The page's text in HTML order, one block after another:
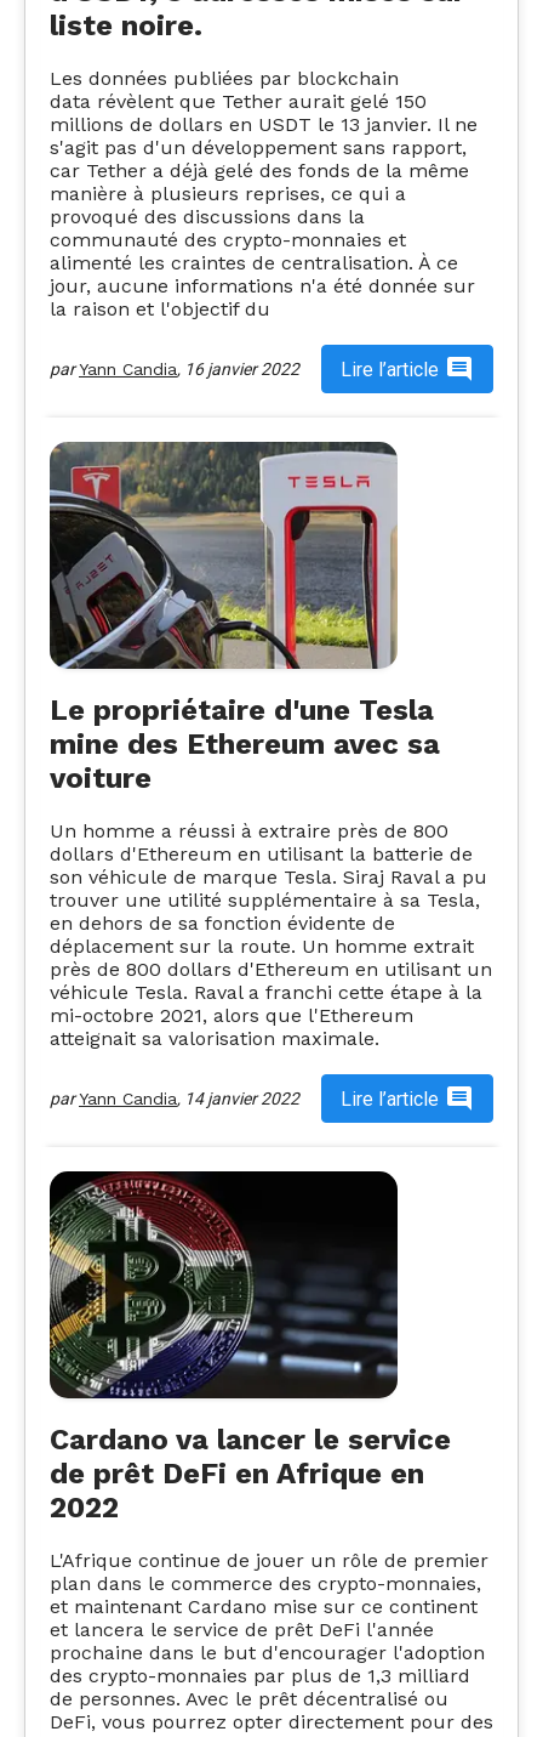
liste noire.
Les données publiées par blockchain
data révèlent que Tether aurait gelé 150
millions de dollars en USDT le 13 janvier. Il ne
s'agit pas d'un développement sans rapport,
car Tether a déjà gelé des fonds de la même
manière à plusieurs reprises, ce qui a
provoqué des discussions dans la
communauté des crypto-monnaies et
alimenté les craintes de centralisation. À ce
jour, aucune informations n'a été donnée sur
la raison et l'objectif du
parYann Candia, 16 janvier 2022 Lire l’article
Le propriétaire d'une Tesla
mine des Ethereum avec sa
voiture
Un homme a réussi à extraire près de 800
dollars d'Ethereum en utilisant la batterie de
son véhicule de marque Tesla. Siraj Raval a pu
trouver une utilité supplémentaire à sa Tesla,
en dehors de sa fonction évidente de
déplacement sur la route. Un homme extrait
près de 800 dollars d'Ethereum en utilisant un
véhicule Tesla. Raval a franchi cette étape à la
mi-octobre 2021, alors que l'Ethereum
atteignait sa valorisation maximale.
parYann Candia, 14 janvier 2022 Lire l’article
Cardano va lancer le service
de prêt DeFi en Afrique en
2022
L'Afrique continue de jouer un rôle de premier
plan dans le commerce des crypto-monnaies,
et maintenant Cardano mise sur ce continent
et lancera le service de prêt DeFi l'année
prochaine dans le but d'encourager l'adoption
des crypto-monnaies par plus de 1,3 milliard
de personnes. Avec le prêt décentralisé ou
DeFi, vous pourrez opter directement pour des